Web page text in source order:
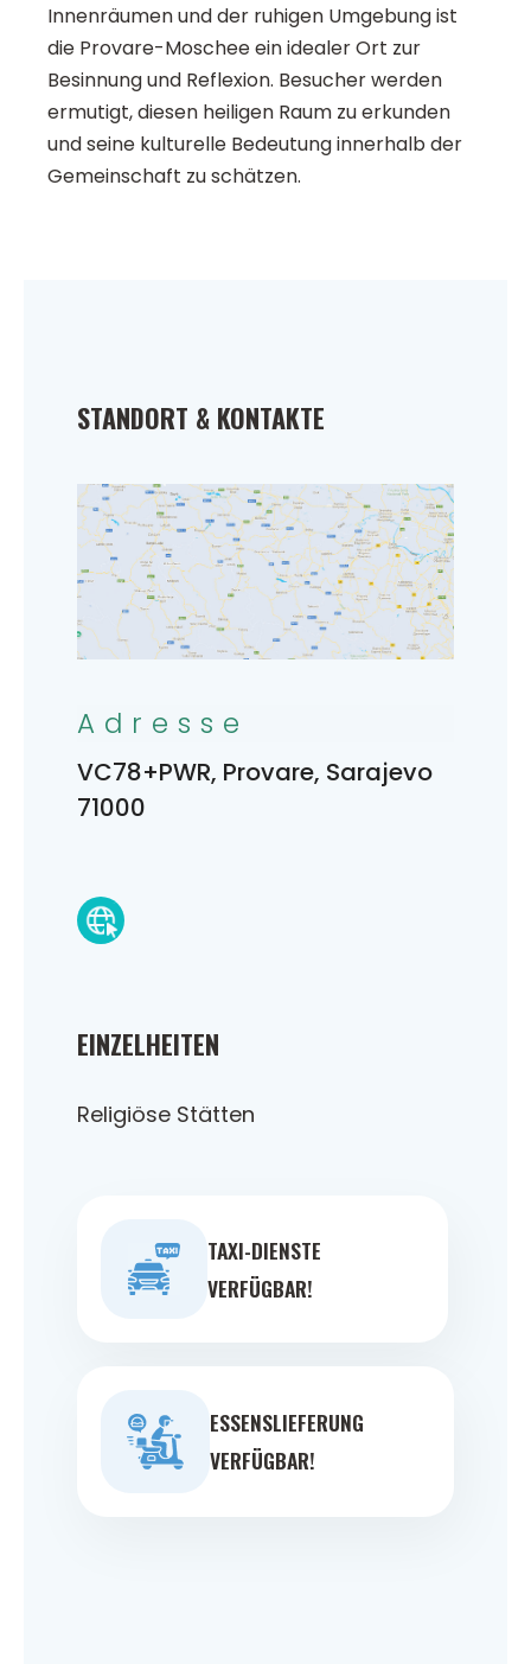
Innenräumen und der ruhigen Umgebung ist
die Provare-Moschee ein idealer Ort zur
Besinnung und Reflexion. Besucher werden
ermutigt, diesen heiligen Raum zu erkunden
und seine kulturelle Bedeutung innerhalb der
Gemeinschaft zu schätzen.
EINZELHEITEN
Religiöse Stätten
TAXI-DIENSTE
VERFÜGBAR!
ESSENSLIEFERUNG
VERFÜGBAR!
STANDORT & KONTAKTE
Adresse
VC78+PWR, Provare, Sarajevo
71000